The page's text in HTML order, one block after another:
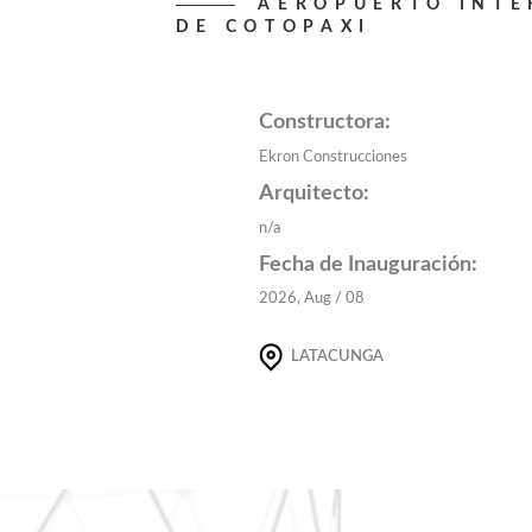
AEROPUERTO
DE COTOPAXI
Constructora:
Ekron Construcciones
Arquitecto:
n/a
Fecha de Inauguración:
2026, Aug / 08
LATACUNGA